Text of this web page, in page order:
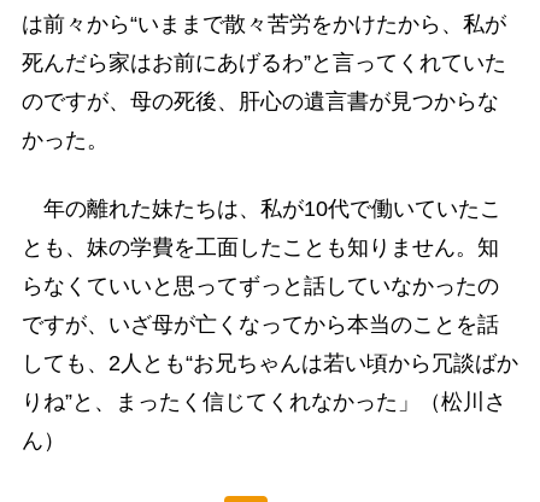
は前々から“いままで散々苦労をかけたから、私が
死んだら家はお前にあげるわ”と言ってくれていた
のですが、母の死後、肝心の遺言書が見つからな
かった。
年の離れた妹たちは、私が10代で働いていたこ
とも、妹の学費を工面したことも知りません。知
らなくていいと思ってずっと話していなかったの
ですが、いざ母が亡くなってから本当のことを話
しても、2人とも“お兄ちゃんは若い頃から冗談ばか
りね”と、まったく信じてくれなかった」（松川さ
ん）